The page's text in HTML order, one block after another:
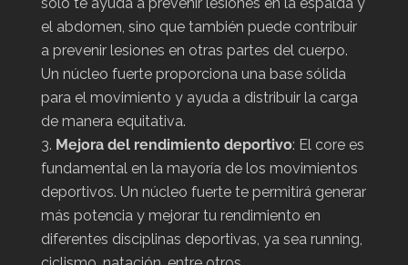
solo te ayuda a prevenir lesiones en la espalda y
el abdomen, sino que también puede contribuir
a prevenir lesiones en otras partes del cuerpo.
Un núcleo fuerte proporciona una base sólida
para el movimiento y ayuda a distribuir la carga
de manera equitativa.
Mejora del rendimiento deportivo: El core es
fundamental en la mayoría de los movimientos
deportivos. Un núcleo fuerte te permitirá generar
más potencia y mejorar tu rendimiento en
diferentes disciplinas deportivas, ya sea running,